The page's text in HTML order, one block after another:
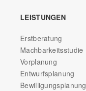
LEISTUNGEN
Erstberatung
Machbarkeitsstudie
Vorplanung
Entwurfsplanung
Bewilligungsplanung